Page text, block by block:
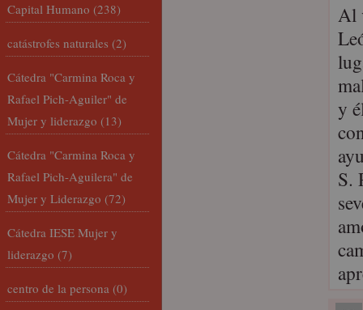
Al
y
S.
Capital Humano (238)
catástrofes naturales (2)
Cátedra "Carmina Roca y
Rafael Pich-Aguiler" de
Mujer y liderazgo (13)
Cátedra "Carmina Roca y
Rafael Pich-Aguilera" de
Mujer y Liderazgo (72)
Cátedra IESE Mujer y
liderazgo (7)
centro de la persona (0)